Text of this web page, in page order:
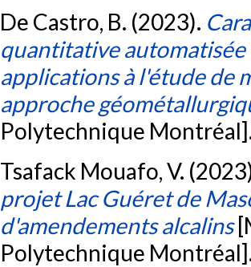
De Castro, B. (2023).
quantitative
applications à l'étude de
approche
Polytechnique
Tsafack Mouafo, V.
projet Lac Guéret de
d'amendements alcalins
Polytechnique